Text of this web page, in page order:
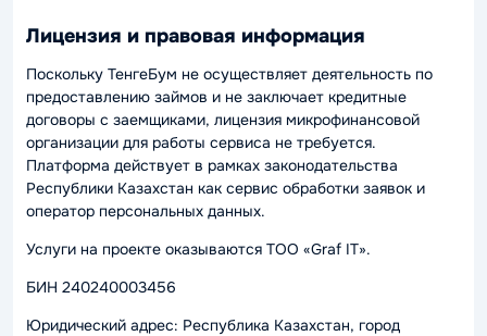
Лицензия и правовая информация
Поскольку ТенгеБум не осуществляет деятельность по
предоставлению займов и не заключает кредитные
договоры с заемщиками, лицензия микрофинансовой
организации для работы сервиса не требуется.
Платформа действует в рамках законодательства
Республики Казахстан как сервис обработки заявок и
оператор персональных данных.
Услуги на проекте оказываются ТОО «Graf IT».
БИН 240240003456
Юридический адрес: Республика Казахстан, город